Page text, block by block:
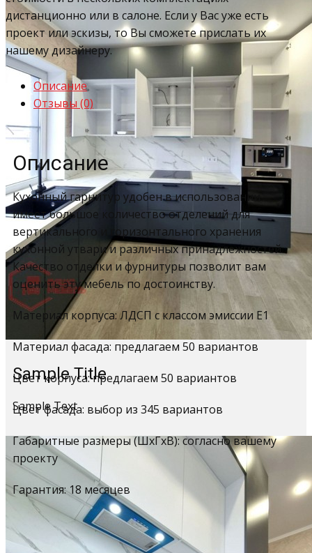
Sample Title
Sample Text
дистанционно или в салоне. Если у Вас уже есть
проект или эскизы, то Вы сможете прислать их
нашему дизайнеру.
Описание
Отзывы (0)
Описание
Кухонный гарнитур удобен в использовании –
имеет большое количество отделений для
вертикального и горизонтального хранения
кухонной утвари и различных принадлежностей.
Качество отделки и фурнитуры позволит вам
оценить эту мебель по достоинству.
Материал корпуса: ЛДСП с классом эмиссии Е1
Материал фасада: предлагаем 50 вариантов
Цвет корпуса: предлагаем 50 вариантов
Цвет фасада: выбор из 345 вариантов
Габаритные размеры (ШхГхВ): согласно вашему
проекту
Гарантия: 18 месяцев